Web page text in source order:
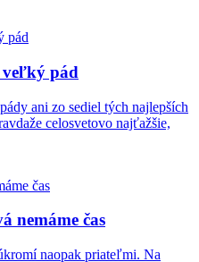
pád
ani zo sediel tých najlepších
celosvetovo najťažšie,
nemáme čas
naopak priateľmi. Na